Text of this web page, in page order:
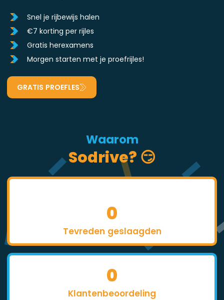
Snel je rijbewijs halen
€7 korting per rijles
Gratis herexamens
Morgen starten met je proefrijles!
GRATIS PROEFLES
Waarom
Sodrive? 😏
Tevreden geslaagden
0
Klantenbeoordeling
0